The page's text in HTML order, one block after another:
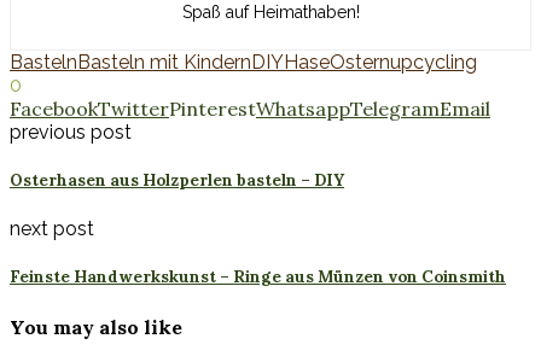
Spaß auf Heimathaben!
BastelnBasteln mit KindernDIYHaseOsternupcycling
0
FacebookTwitterPinterestWhatsappTelegramEmail
previous post
Osterhasen aus Holzperlen basteln – DIY
next post
Feinste Handwerkskunst – Ringe aus Münzen von Coinsmith
You may also like